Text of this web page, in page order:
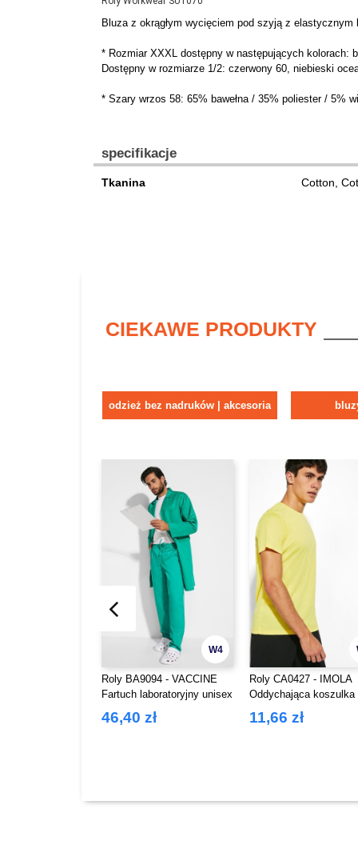
Bluza z okrągłym wycięciem pod szyją z
* Rozmiar XXXL dostępny w następujących kolorach:
Dostępny w rozmiarze 1/2: czerwony 60, niebieski
* Szary wrzos 58: 65% bawełna / 35% poliester / 5%
specifikacje
Tkanina Cotton,
CIEKAWE PRODUKTY
odzież bez nadruków | akcesoria
W4
Roly BA9094 - VACCINE
Fartuch laboratoryjny unisex
z kołnierzem
46,40 zł
Roly CA0427 - IMOLA
Oddychająca koszulka
techniczna z krótkim
rękawem
11,66 zł